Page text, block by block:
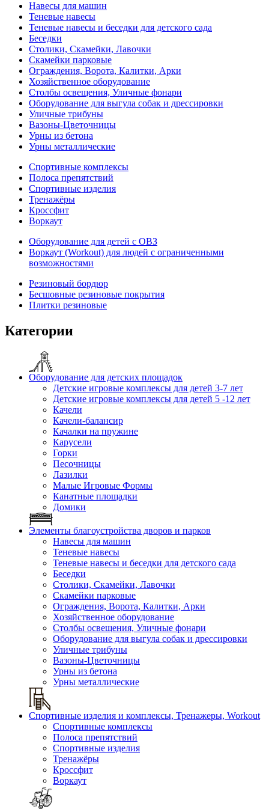
Навесы для машин
Теневые навесы
Теневые навесы и беседки для детского сада
Беседки
Столики, Скамейки, Лавочки
Скамейки парковые
Ограждения, Ворота, Калитки, Арки
Хозяйственное оборудование
Столбы освещения, Уличные фонари
Оборудование для выгула собак и дрессировки
Уличные трибуны
Вазоны-Цветочницы
Урны из бетона
Урны металлические
Спортивные комплексы
Полоса препятствий
Спортивные изделия
Тренажёры
Кроссфит
Воркаут
Оборудование для детей с ОВЗ
Воркаут (Workout) для людей с ограниченными
возможностями
Резиновый бордюр
Бесшовные резиновые покрытия
Плитки резиновые
Категории
Оборудование для детских площадок
Детские игровые комплексы для детей 3-7 лет
Детские игровые комплексы для детей 5 -12 лет
Качели
Качели-балансир
Качалки на пружине
Карусели
Горки
Песочницы
Лазилки
Малые Игровые Формы
Канатные площадки
Домики
Элементы благоустройства дворов и парков
Навесы для машин
Теневые навесы
Теневые навесы и беседки для детского сада
Беседки
Столики, Скамейки, Лавочки
Скамейки парковые
Ограждения, Ворота, Калитки, Арки
Хозяйственное оборудование
Столбы освещения, Уличные фонари
Оборудование для выгула собак и дрессировки
Уличные трибуны
Вазоны-Цветочницы
Урны из бетона
Урны металлические
Спортивные изделия и комплексы, Тренажеры, Workout
Спортивные комплексы
Полоса препятствий
Спортивные изделия
Тренажёры
Кроссфит
Воркаут